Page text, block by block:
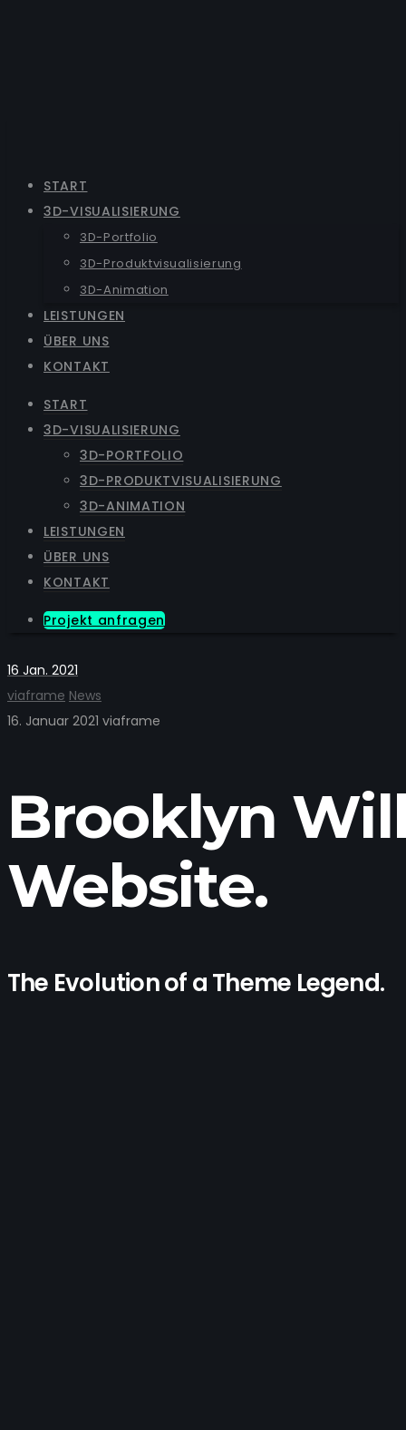
START
3D-VISUALISIERUNG
3D-Portfolio
3D-Produktvisualisierung
3D-Animation
LEISTUNGEN
ÜBER UNS
KONTAKT
START
3D-VISUALISIERUNG
3D-PORTFOLIO
3D-PRODUKTVISUALISIERUNG
3D-ANIMATION
LEISTUNGEN
ÜBER UNS
KONTAKT
Projekt anfragen
16 Jan. 2021
viaframe News
16. Januar 2021 viaframe
Brooklyn
Website.
The Evolution of a Theme Legend.